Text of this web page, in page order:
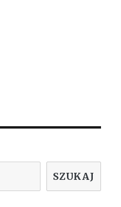
SZUKAJ